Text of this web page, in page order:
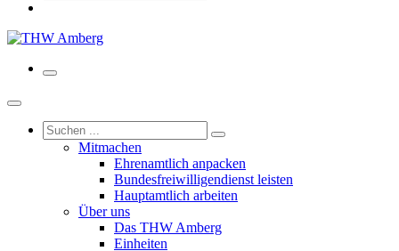
Mitmachen
Ehrenamtlich anpacken
Bundesfreiwilligendienst leisten
Hauptamtlich arbeiten
Über uns
Das THW Amberg
Einheiten